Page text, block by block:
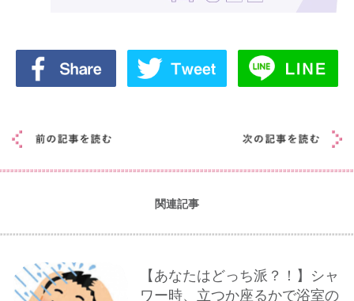
関連記事
【あなたはどっち派？！】シャ
ワー時、立つか座るかで浴室の